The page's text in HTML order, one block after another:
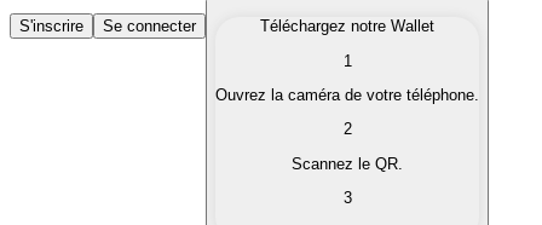
Acheter des Cryptomonnaies
Achetez les cryptomonnaies qui vous intéressent
Convertissez vos cryptomonnaies en monnaie
S'inscrire Se connecter
Téléchargez notre Wallet
1
Ouvrez la caméra de votre téléphone.
2
Scannez le QR.
3